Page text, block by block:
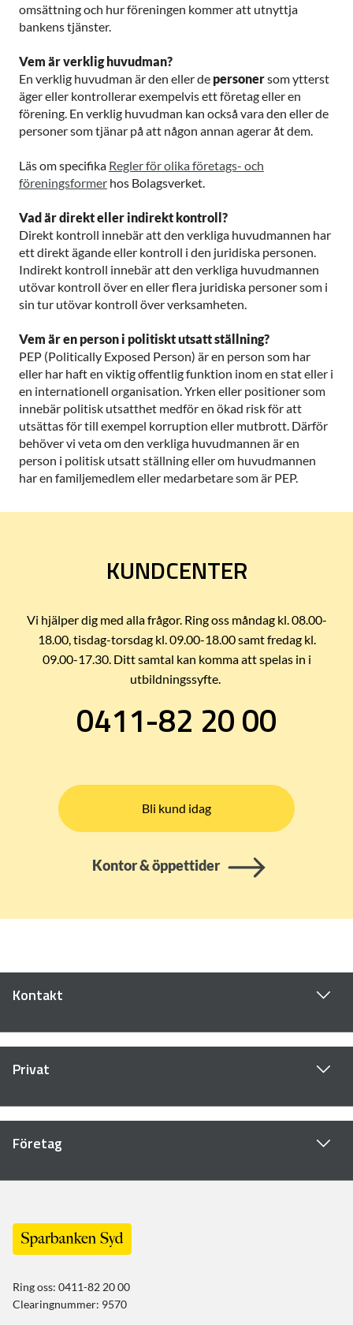
omsättning och hur föreningen kommer att utnyttja
bankens tjänster.
Vem är verklig huvudman?
En verklig huvudman är den eller de personersom ytterst
äger eller kontrollerar exempelvis ett företag eller en
förening. En verklig huvudman kan också vara den eller de
personer som tjänar på att någon annan agerar åt dem.
Läs om specifika Regler för olika företags- och
föreningsformer hos Bolagsverket.
Vad är direkt eller indirekt kontroll?
Direkt kontroll innebär att den verkliga huvudmannen har
ett direkt ägande eller kontroll i den juridiska personen.
Indirekt kontroll innebär att den verkliga huvudmannen
utövar kontroll över en eller flera juridiska personer som i
sin tur utövar kontroll över verksamheten.
Vem är en person i politiskt utsatt ställning?
PEP (Politically Exposed Person) är en person som har
eller har haft en viktig offentlig funktion inom en stat eller i
en internationell organisation. Yrken eller positioner som
innebär politisk utsatthet medför en ökad risk för att
utsättas för till exempel korruption eller mutbrott. Därför
behöver vi veta om den verkliga huvudmannen är en
person i politisk utsatt ställning eller om huvudmannen
har en familjemedlem eller medarbetare som är PEP.
KUNDCENTER
Vi hjälper dig med alla frågor. Ring oss måndag kl. 08.00-
18.00, tisdag-torsdag kl. 09.00-18.00 samt fredag kl.
09.00-17.30. Ditt samtal kan komma att spelas in i
utbildningssyfte.
0411-82 20 00
Bli kund idag
Kontor & öppettider
Kontakt
Privat
Företag
Ring oss: 0411-82 20 00
Clearingnummer: 9570